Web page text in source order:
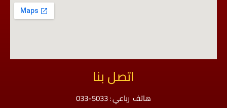
اتصل بنا
هاتف رباعي : 5033-033